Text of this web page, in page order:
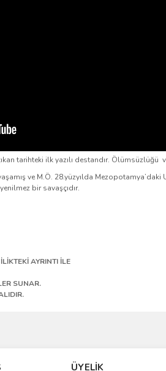
tarihteki ilk yazılı destandır.
ve M.Ö. 28.yüzyılda
bir savaşçıdır.
AYRINTI İLE
SUNAR.
ÜYELİK